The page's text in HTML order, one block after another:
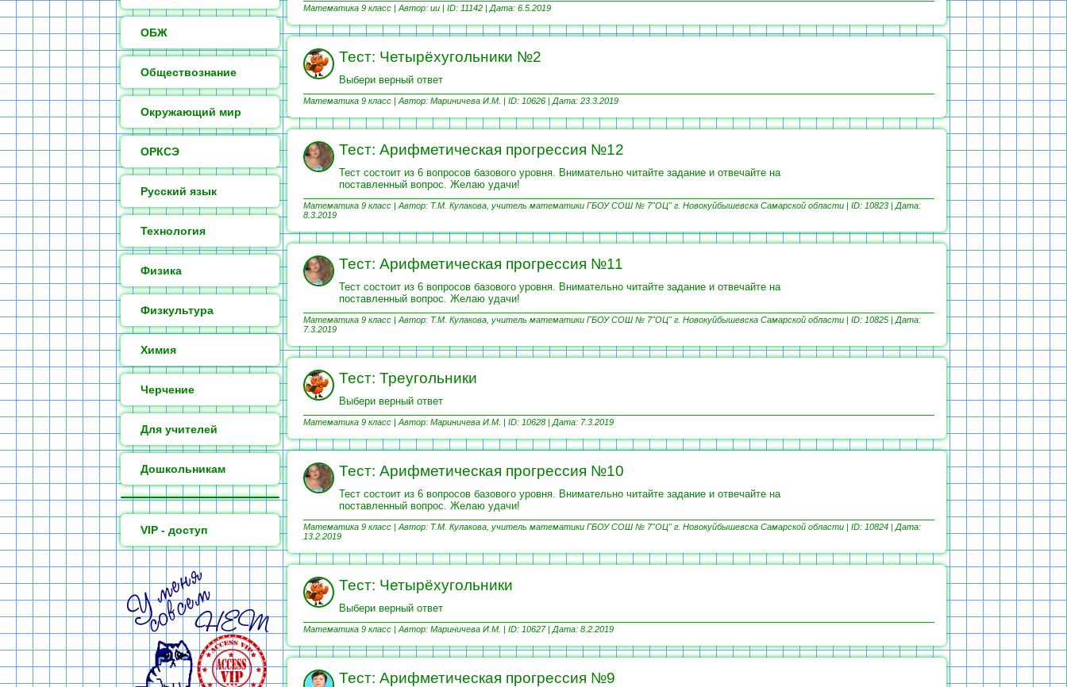
ОБЖ
Обществознание
Окружающий мир
ОРКСЭ
Русский язык
Технология
Физика
Физкультура
Химия
Черчение
Для учителей
Дошкольникам
VIP - доступ
Математика 9 класс | Автор: ии | ID: 11142 | Дата: 6.5.2019
Тест: Четырёхугольники №2
Выбери верный ответ
Математика 9 класс | Автор: Мариничева И.М. | ID: 10626 | Дата: 23.3.2019
Тест: Арифметическая прогрессия №12
Тест состоит из 6 вопросов базового уровня. Внимательно читайте задание и отвечайте на
поставленный вопрос. Желаю удачи!
Математика 9 класс | Автор: Т.М. Кулакова, учитель математики ГБОУ СОШ № 7"ОЦ" г. Новокуйбышевска Самарской области | ID: 10823 | Дата:
8.3.2019
Тест: Арифметическая прогрессия №11
Тест состоит из 6 вопросов базового уровня. Внимательно читайте задание и отвечайте на
поставленный вопрос. Желаю удачи!
Математика 9 класс | Автор: Т.М. Кулакова, учитель математики ГБОУ СОШ № 7"ОЦ" г. Новокуйбышевска Самарской области | ID: 10825 | Дата:
7.3.2019
Тест: Треугольники
Выбери верный ответ
Математика 9 класс | Автор: Мариничева И.М. | ID: 10628 | Дата: 7.3.2019
Тест: Арифметическая прогрессия №10
Тест состоит из 6 вопросов базового уровня. Внимательно читайте задание и отвечайте на
поставленный вопрос. Желаю удачи!
Математика 9 класс | Автор: Т.М. Кулакова, учитель математики ГБОУ СОШ № 7"ОЦ" г. Новокуйбышевска Самарской области | ID: 10824 | Дата:
13.2.2019
Тест: Четырёхугольники
Выбери верный ответ
Математика 9 класс | Автор: Мариничева И.М. | ID: 10627 | Дата: 8.2.2019
Тест: Арифметическая прогрессия №9